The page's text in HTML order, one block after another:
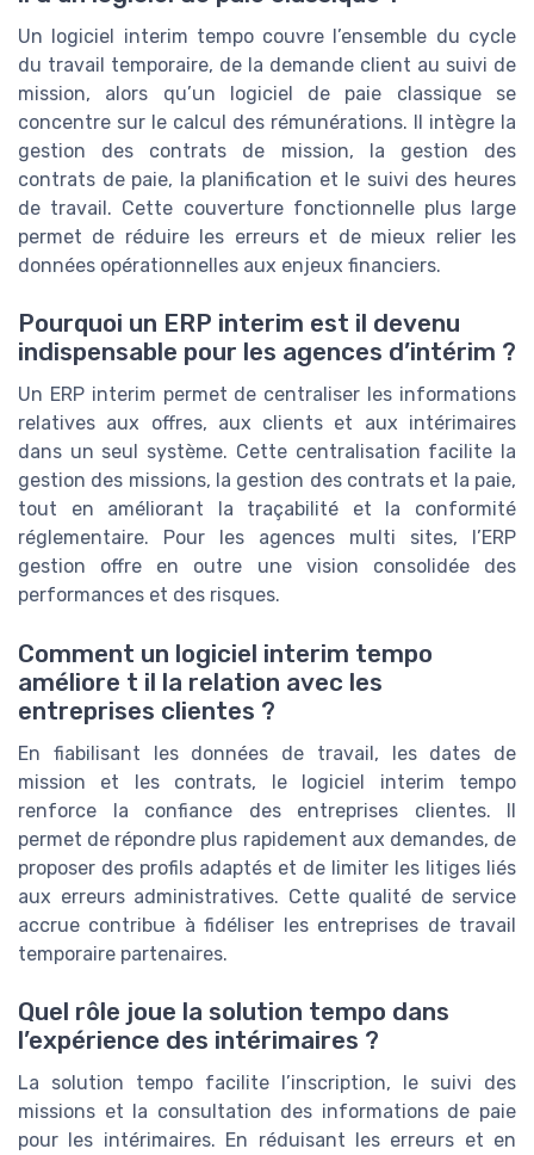
Un logiciel interim tempo couvre l’ensemble du cycle
du travail temporaire, de la demande client au suivi de
mission, alors qu’un logiciel de paie classique se
concentre sur le calcul des rémunérations. Il intègre la
gestion des contrats de mission, la gestion des
contrats de paie, la planification et le suivi des heures
de travail. Cette couverture fonctionnelle plus large
permet de réduire les erreurs et de mieux relier les
données opérationnelles aux enjeux financiers.
Pourquoi un ERP interim est il devenu
indispensable pour les agences d’intérim ?
Un ERP interim permet de centraliser les informations
relatives aux offres, aux clients et aux intérimaires
dans un seul système. Cette centralisation facilite la
gestion des missions, la gestion des contrats et la paie,
tout en améliorant la traçabilité et la conformité
réglementaire. Pour les agences multi sites, l’ERP
gestion offre en outre une vision consolidée des
performances et des risques.
Comment un logiciel interim tempo
améliore t il la relation avec les
entreprises clientes ?
En fiabilisant les données de travail, les dates de
mission et les contrats, le logiciel interim tempo
renforce la confiance des entreprises clientes. Il
permet de répondre plus rapidement aux demandes, de
proposer des profils adaptés et de limiter les litiges liés
aux erreurs administratives. Cette qualité de service
accrue contribue à fidéliser les entreprises de travail
temporaire partenaires.
Quel rôle joue la solution tempo dans
l’expérience des intérimaires ?
La solution tempo facilite l’inscription, le suivi des
missions et la consultation des informations de paie
pour les intérimaires. En réduisant les erreurs et en